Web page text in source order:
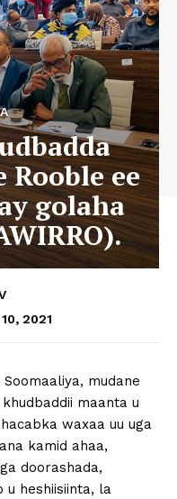
Rooble ee
golaha
2021
Soomaaliya, mudane
maanta u
waxaa uu uga
kamid ahaa,
doorashada,
u heshiisiinta, la